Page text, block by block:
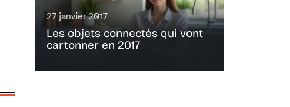
27 janvier 2017
Les objets connectés qui vont
cartonner en 2017